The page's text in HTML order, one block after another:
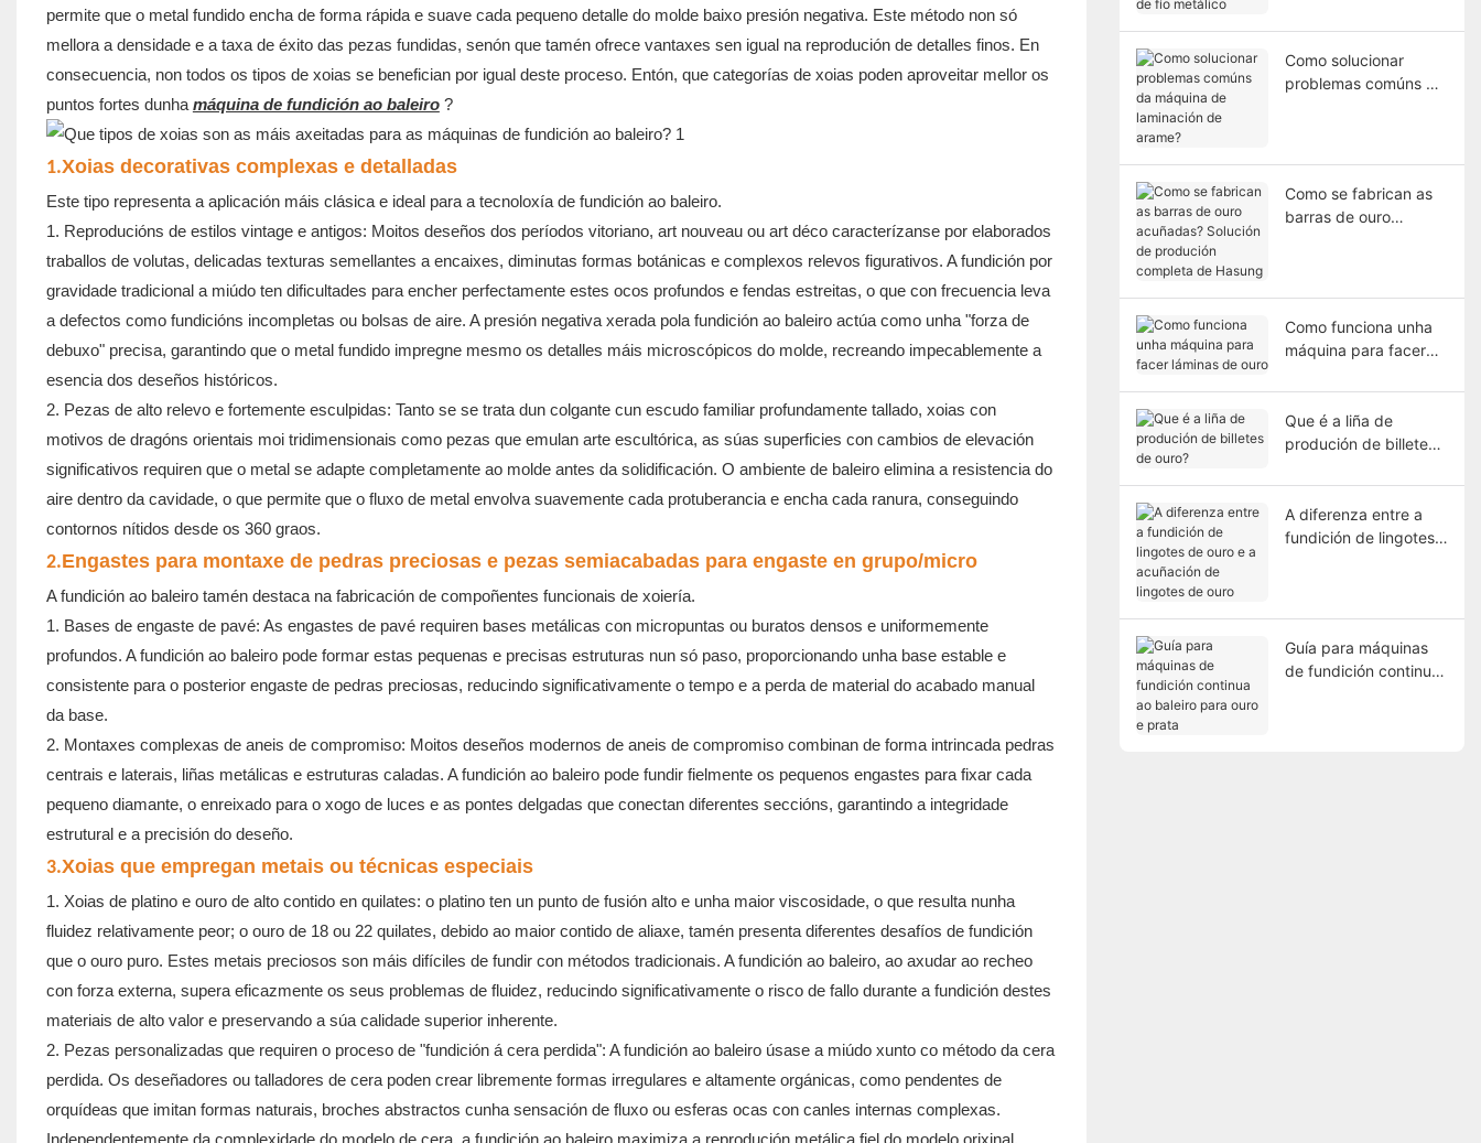
permite que o metal fundido encha de forma rápida e suave cada pequeno detalle do molde baixo presión negativa. Este método non só
mellora a densidade e a taxa de éxito das pezas fundidas, senón que tamén ofrece vantaxes sen igual na reprodución de detalles finos. En
consecuencia, non todos os tipos de xoias se benefician por igual deste proceso. Entón, que categorías de xoias poden aproveitar mellor os
puntos fortes dunha máquina de fundición ao baleiro?
1.Xoias decorativas complexas e detalladas
Este tipo representa a aplicación máis clásica e ideal para a tecnoloxía de fundición ao baleiro.
1. Reproducións de estilos vintage e antigos: Moitos deseños dos períodos vitoriano, art nouveau ou art déco caracterízanse por elaborados
traballos de volutas, delicadas texturas semellantes a encaixes, diminutas formas botánicas e complexos relevos figurativos. A fundición por
gravidade tradicional a miúdo ten dificultades para encher perfectamente estes ocos profundos e fendas estreitas, o que con frecuencia leva
a defectos como fundicións incompletas ou bolsas de aire. A presión negativa xerada pola fundición ao baleiro actúa como unha "forza de
debuxo" precisa, garantindo que o metal fundido impregne mesmo os detalles máis microscópicos do molde, recreando impecablemente a
esencia dos deseños históricos.
2. Pezas de alto relevo e fortemente esculpidas: Tanto se se trata dun colgante cun escudo familiar profundamente tallado, xoias con
motivos de dragóns orientais moi tridimensionais como pezas que emulan arte escultórica, as súas superficies con cambios de elevación
significativos requiren que o metal se adapte completamente ao molde antes da solidificación. O ambiente de baleiro elimina a resistencia do
aire dentro da cavidade, o que permite que o fluxo de metal envolva suavemente cada protuberancia e encha cada ranura, conseguindo
contornos nítidos desde os 360 graos.
2.Engastes para montaxe de pedras preciosas e pezas semiacabadas para engaste en grupo/micro
A fundición ao baleiro tamén destaca na fabricación de compoñentes funcionais de xoiería.
1. Bases de engaste de pavé: As engastes de pavé requiren bases metálicas con micropuntas ou buratos densos e uniformemente
profundos. A fundición ao baleiro pode formar estas pequenas e precisas estruturas nun só paso, proporcionando unha base estable e
consistente para o posterior engaste de pedras preciosas, reducindo significativamente o tempo e a perda de material do acabado manual
da base.
2. Montaxes complexas de aneis de compromiso: Moitos deseños modernos de aneis de compromiso combinan de forma intrincada pedras
centrais e laterais, liñas metálicas e estruturas caladas. A fundición ao baleiro pode fundir fielmente os pequenos engastes para fixar cada
pequeno diamante, o enreixado para o xogo de luces e as pontes delgadas que conectan diferentes seccións, garantindo a integridade
estrutural e a precisión do deseño.
3.Xoias que empregan metais ou técnicas especiais
1. Xoias de platino e ouro de alto contido en quilates: o platino ten un punto de fusión alto e unha maior viscosidade, o que resulta nunha
fluidez relativamente peor; o ouro de 18 ou 22 quilates, debido ao maior contido de aliaxe, tamén presenta diferentes desafíos de fundición
que o ouro puro. Estes metais preciosos son máis difíciles de fundir con métodos tradicionais. A fundición ao baleiro, ao axudar ao recheo
con forza externa, supera eficazmente os seus problemas de fluidez, reducindo significativamente o risco de fallo durante a fundición destes
materiais de alto valor e preservando a súa calidade superior inherente.
2. Pezas personalizadas que requiren o proceso de "fundición á cera perdida": A fundición ao baleiro úsase a miúdo xunto co método da cera
perdida. Os deseñadores ou talladores de cera poden crear libremente formas irregulares e altamente orgánicas, como pendentes de
orquídeas que imitan formas naturais, broches abstractos cunha sensación de fluxo ou esferas ocas con canles internas complexas.
Independentemente da complexidade do modelo de cera, a fundición ao baleiro maximiza a reprodución metálica fiel do modelo orixinal,
Como solucionar
problemas comúns da
Como se fabrican as
barras de ouro
Como funciona unha
máquina para facer
Que é a liña de
produción de billetes
A diferenza entre a
fundición de lingotes
Guía para máquinas
de fundición continua